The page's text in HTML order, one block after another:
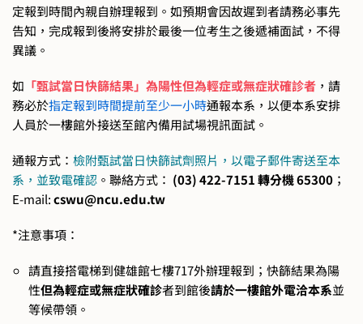
定報到時間內親自辦理報到。如預期會因故遲到者請務必事先
告知，完成報到後將安排於最後一位考生之後遞補面試，不得
異議。
如 「甄試當日快篩結果」為陽性但為輕症或無症狀確診者 ，請
務必於指定報到時間提前至少一小時通報本系，以便本系安排
人員於一樓館外接送至館內備用試場視訊面試。
通報方式： 檢附甄試當日快篩試劑照片，以電子郵件寄送至本
系，並致電確認 。聯絡方式： (03) 422-7151 轉分機 65300 ；
E-mail:cswu@ncu.edu.tw
*注意事項：
請直接搭電梯到健雄館七樓717外辦理報到；快篩結果為陽
性但為輕症或無症狀確診者到館後請於一樓館外電洽本系並
等候帶領。